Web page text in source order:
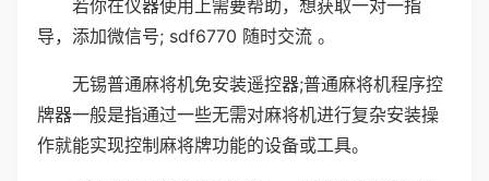
若你在仪器使用上需要帮助，想获取一对一指
导，添加微信号; sdf6770 随时交流 。
无锡普通麻将机免安装遥控器;普通麻将机程序控
牌器一般是指通过一些无需对麻将机进行复杂安装操
作就能实现控制麻将牌功能的设备或工具。